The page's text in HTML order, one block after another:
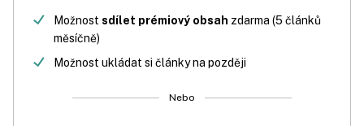
Možnost sdílet prémiový obsah zdarma (5 článků
měsíčně)
Možnost ukládat si články na později
Nebo